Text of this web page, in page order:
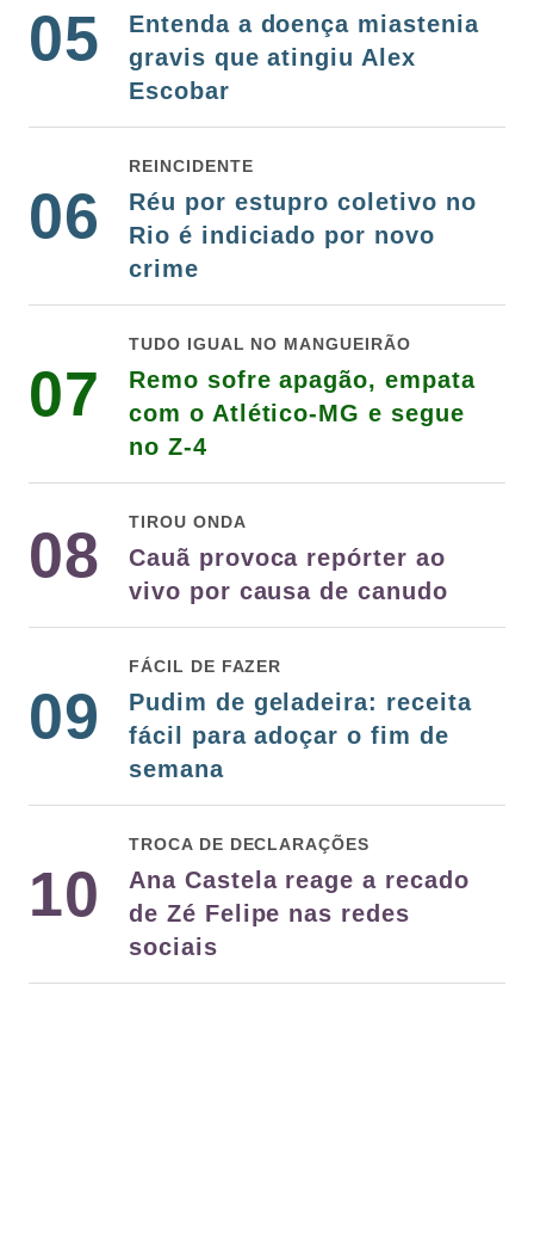
05
Entenda a doença miastenia
gravis que atingiu Alex
Escobar
06
REINCIDENTE
Réu por estupro coletivo no
Rio é indiciado por novo
crime
07
TUDO IGUAL NO MANGUEIRÃO
Remo sofre apagão, empata
com o Atlético-MG e segue
no Z-4
08 TIROU ONDA
Cauã provoca repórter ao
vivo por causa de canudo
09
FÁCIL DE FAZER
Pudim de geladeira: receita
fácil para adoçar o fim de
semana
10
TROCA DE DECLARAÇÕES
Ana Castela reage a recado
de Zé Felipe nas redes
sociais